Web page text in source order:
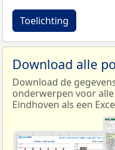
Toelichting
Download alle
Download de
onderwerpen voor
Eindhoven als een